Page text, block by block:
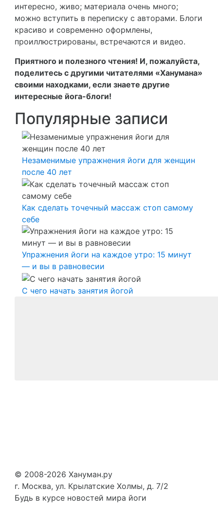
интересно, живо; материала очень много;
можно вступить в переписку с авторами. Блоги
красиво и современно оформлены,
проиллюстрированы, встречаются и видео.
Приятного и полезного чтения! И, пожалуйста,
поделитесь с другими читателями «Ханумана»
своими находками, если знаете другие
интересные йога-блоги!
Популярные записи
Незаменимые упражнения йоги для женщин
после 40 лет
Как сделать точечный массаж стоп самому
себе
Упражнения йоги на каждое утро: 15 минут
— и вы в равновесии
С чего начать занятия йогой
© 2008-2026 Хануман.ру
г. Москва, ул. Крылатские Холмы, д. 7/2
Будь в курсе новостей мира йоги